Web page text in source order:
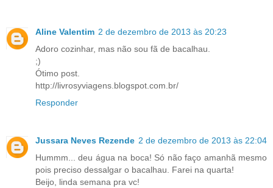
Aline Valentim 2 de dezembro de 2013 às 20:23
Adoro cozinhar, mas não sou fã de bacalhau.
;)
Ótimo post.
http://livrosyviagens.blogspot.com.br/
Responder
Jussara Neves Rezende 2 de dezembro de 2013 às 22:04
Hummm... deu água na boca! Só não faço amanhã mesmo
pois preciso dessalgar o bacalhau. Farei na quarta!
Beijo, linda semana pra vc!